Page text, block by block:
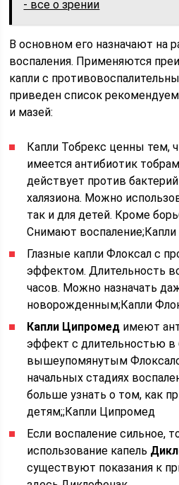
- все о зрении
В основном его назначают на
воспаления. Применяются
капли с
приведен список
и мазей:
Капли Тобрекс ценны тем,
имеется антибиотик
действует против
халязиона. Можно
так и для детей. Кроме
Снимают воспаление;Капли
Глазные капли Флоксал с
эффектом. Длительность
часов. Можно назначать
новорожденным;Капли
Капли Ципромед имеют
эффект с длительностью в
вышеупомянутым
начальных стадиях
больше узнать о том, как
детям;;Капли Ципромед
Если воспаление сильное,
использование капель
существуют показания к